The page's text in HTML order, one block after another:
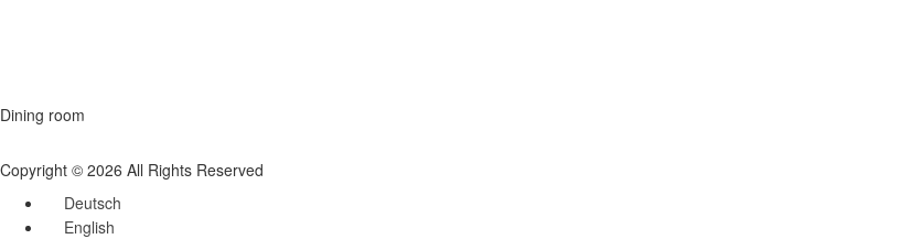
Dining room
Copyright © 2026 All Rights Reserved
Deutsch
English